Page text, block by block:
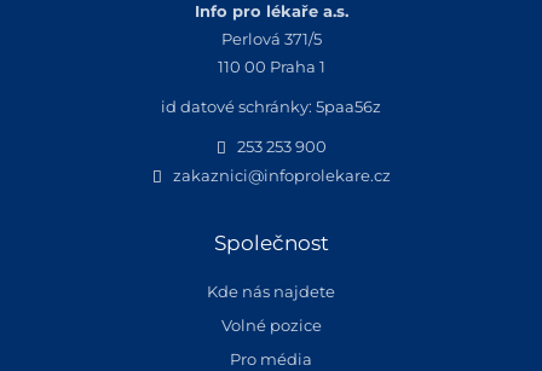
Info pro lékaře a.s.
Perlová 371/5
110 00 Praha 1
id datové schránky: 5paa56z
253 253 900
zakaznici@infoprolekare.cz
Společnost
Kde nás najdete
Volné pozice
Pro média